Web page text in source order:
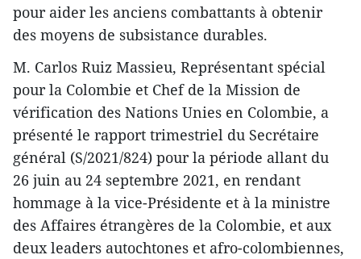
pour aider les anciens combattants à obtenir
des moyens de subsistance durables.
M. Carlos Ruiz Massieu, Représentant spécial
pour la Colombie et Chef de la Mission de
vérification des Nations Unies en Colombie, a
présenté le rapport trimestriel du Secrétaire
général (S/2021/824) pour la période allant du
26 juin au 24 septembre 2021, en rendant
hommage à la vice-Présidente et à la ministre
des Affaires étrangères de la Colombie, et aux
deux leaders autochtones et afro-colombiennes,